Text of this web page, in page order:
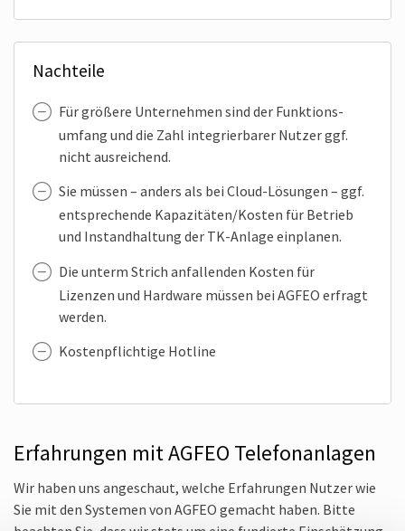
Nachteile
Für größere Unter­nehmen sind der Funktions­
umfang und die Zahl inte­grier­barer Nutzer ggf.
nicht aus­reichend.
Sie müssen – anders als bei Cloud-Lösungen – ggf.
ent­sprechende Kapazi­täten/Kosten für Betrieb
und Instand­haltung der TK-Anlage ein­planen.
Die unterm Strich anfal­lenden Kosten für
Lizenzen und Hard­ware müssen bei AGFEO erfragt
werden.
Kosten­pflichtige Hotline
Erfahrungen mit AGFEO Telefon­anlagen
Wir haben uns angeschaut, welche Erfahr­ungen Nutzer wie
Sie mit den Systemen von AGFEO gemacht haben. Bitte